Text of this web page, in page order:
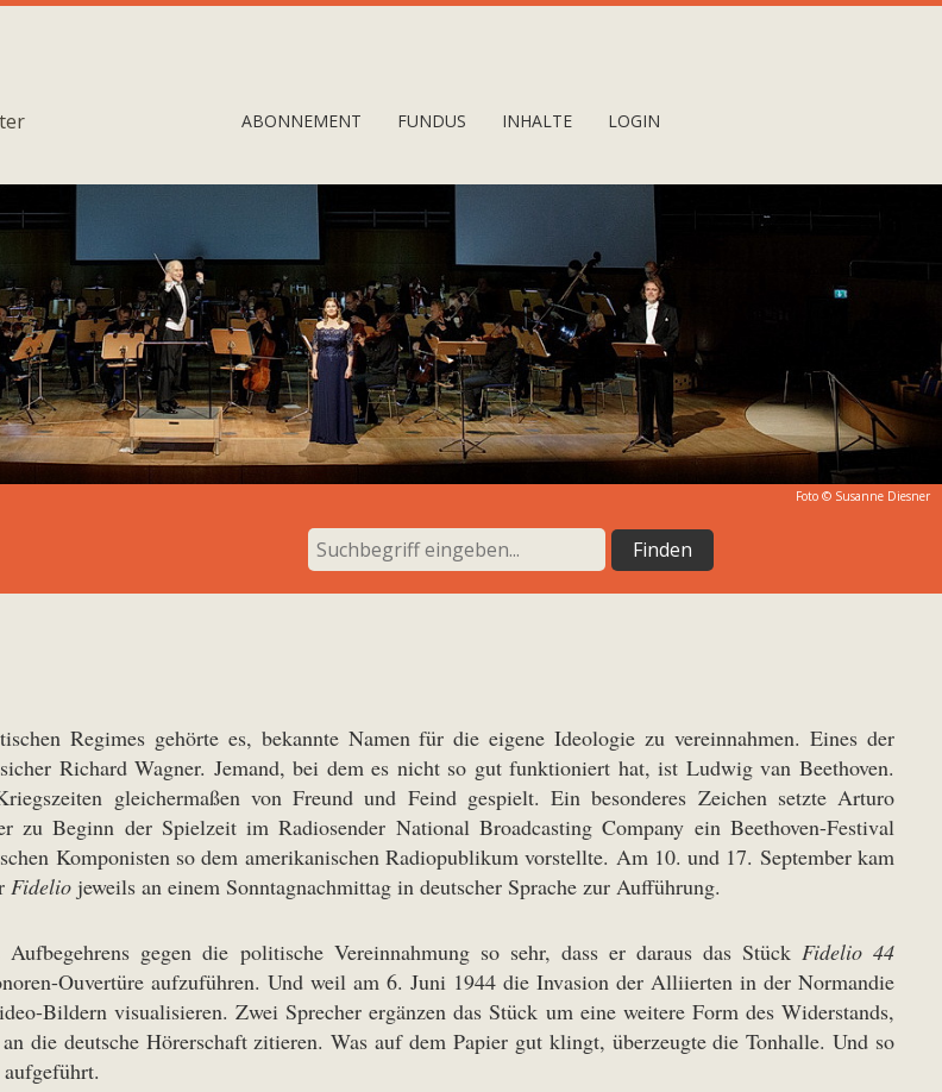
ABONNEMENT FUNDUS INHALTE LOGIN
Foto © Susanne Diesner
Regimes gehörte es, bekannte Namen für die eigene Ideologie zu vereinnahmen. Eines der
Richard Wagner. Jemand, bei dem es nicht so gut funktioniert hat, ist Ludwig van Beethoven.
gleichermaßen von Freund und Feind gespielt. Ein besonderes Zeichen setzte Arturo
zu Beginn der Spielzeit im Radiosender National Broadcasting Company ein Beethoven-Festival
Komponisten so dem amerikanischen Radiopublikum vorstellte. Am 10. und 17. September kam
Fidelio jeweils an einem Sonntagnachmittag in deutscher Sprache zur Aufführung.
gegen die politische Vereinnahmung so sehr, dass er daraus das Stück Fidelio 44
Ouvertüre aufzuführen. Und weil am 6. Juni 1944 die Invasion der Alliierten in der Normandie
Bildern visualisieren. Zwei Sprecher ergänzen das Stück um eine weitere Form des Widerstands,
die deutsche Hörerschaft zitieren. Was auf dem Papier gut klingt, überzeugte die Tonhalle. Und so